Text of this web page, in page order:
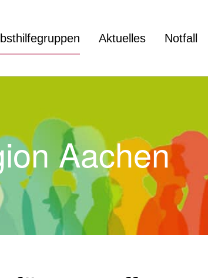
Aktuelles Notfall
Aachen